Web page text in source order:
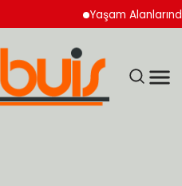
Yaşam Alanlarında